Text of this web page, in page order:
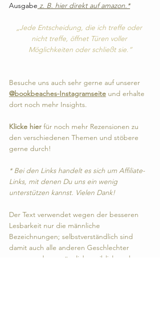
Ausgabe z. B. hier direkt auf amazon.*
„Jede Entscheidung, die ich treffe oder
nicht treffe, öffnet Türen voller
Möglichkeiten oder schließt sie.“
Besuche uns auch sehr gerne auf unserer
@bookbeaches-Instagramseite und erhalte
dort noch mehr Insights.
Klicke hier für noch mehr Rezensionen zu
den verschiedenen Themen und stöbere
gerne durch!
* Bei den Links handelt es sich um Affiliate-
Links, mit denen Du uns ein wenig
unterstützen kannst. Vielen Dank!
Der Text verwendet wegen der besseren
Lesbarkeit nur die männliche
Bezeichnungen; selbstverständlich sind
damit auch alle anderen Geschlechter
angesprochen, männlich, weiblich und